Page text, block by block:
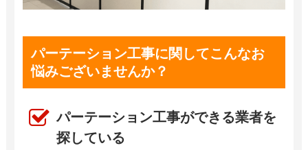
パーテーション工事に関してこんなお
悩みございませんか？
パーテーション工事ができる業者を
探している